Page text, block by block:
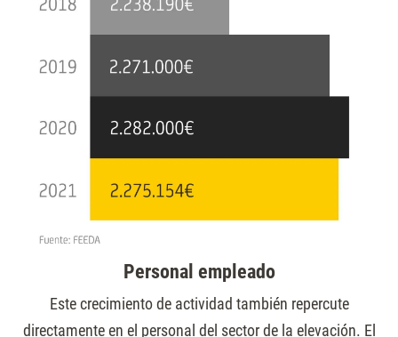
Personal empleado
Este crecimiento de actividad también repercute
directamente en el personal del sector de la elevación. El